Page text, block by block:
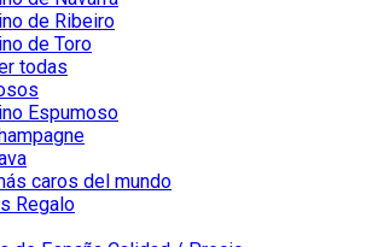
de Ribeiro
de Toro
todas
Espumoso
caros del mundo
Regalo